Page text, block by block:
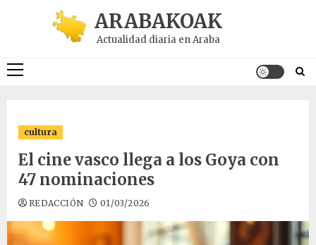
ARABAKOAK
Actualidad diaria en Araba
Menú
cultura
El cine vasco llega a los Goya con
47 nominaciones
REDACCIÓN 01/03/2026